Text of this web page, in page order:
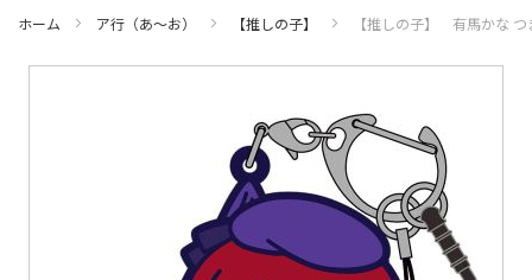
ホーム ア行（あ～お） 【推しの子】 【推しの子】 有馬かな つ